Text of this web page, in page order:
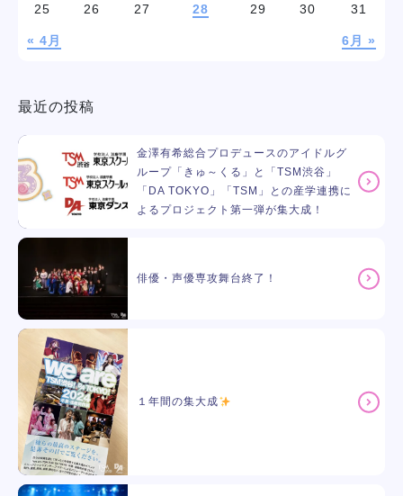
« 4月 6月 »
25
26 27 28 29 30 31
最近の投稿
金澤有希総合プロデュースのアイドルグ
ループ「きゅ～くる」と「TSM渋谷」
「DA TOKYO」「TSM」との産学連携に
よるプロジェクト第一弾が集大成！
俳優・声優専攻舞台終了！
１年間の集大成